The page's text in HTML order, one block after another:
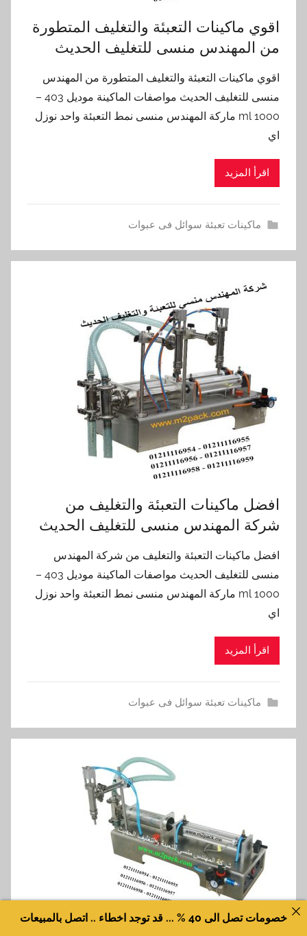
اقوي ماكينات التعبئة والتغليف المتطورة
من المهندس منسى للتغليف الحديث
اقوي ماكينات التعبئة والتغليف المتطورة من المهندس
منسى للتغليف الحديث مواصفات الماكينة موديل 403 –
1000 ml ماركة المهندس منسى نمط التعبئة واحد نوزل
اي
اقرأ المزيد
ماكينات تعبئة سوائل فى عبوات
افضل ماكينات التعبئة والتغليف من
شركة المهندس منسى للتغليف الحديث
افضل ماكينات التعبئة والتغليف من شركة المهندس
منسى للتغليف الحديث مواصفات الماكينة موديل 403 –
1000 ml ماركة المهندس منسى نمط التعبئة واحد نوزل
اي
اقرأ المزيد
ماكينات تعبئة سوائل فى عبوات
خصومات تصل الى 40 % ... قد توجد اخطاء .. اتصل بالمبيعات